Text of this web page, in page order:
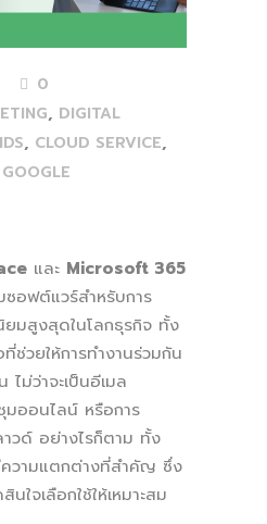
0
, DIGITAL
, CLOUD SERVICE,
GOOGLE
และ Microsoft 365
อฟต์แวร์สำหรับการ
ยมสูงสุดในโลกธุรกิจ ทั้ง
ช่วยให้การทำงานร่วมกัน
ม่ว่าจะเป็นอีเมล
มออนไลน์ หรือการ
วด์ อย่างไรก็ตาม ทั้ง
วามแตกต่างที่สำคัญ ซึ่ง
ใจเลือกใช้ให้เหมาะสม